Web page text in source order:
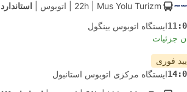
22h | Mus Yolu Turizm اتوبوس استاندارد2X1
ایستگاه اتوبوس بینگول
جزئیات
فوری
ایستگاه مرکزی اتوبوس استانبول